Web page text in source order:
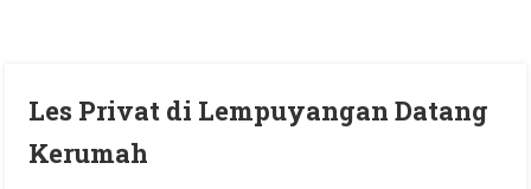
Les Privat di Lempuyangan Datang
Kerumah